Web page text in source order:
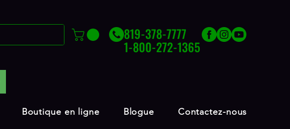
819-378-7777
1-800-272-1365
Boutique en ligne Blogue Contactez-nous